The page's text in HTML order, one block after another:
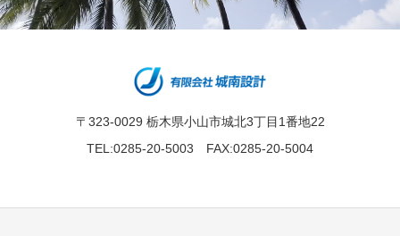
〒323-0029 栃木県小山市城北3丁目1番地22
TEL:0285-20-5003 FAX:0285-20-5004